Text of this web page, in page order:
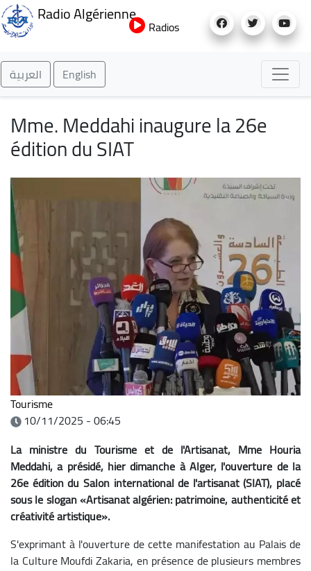
au
Radio Algérienne
Radios
العربية English
Mme. Meddahi inaugure la 26e
édition du SIAT
Tourisme
10/11/2025 - 06:45
La ministre du Tourisme et de l'Artisanat, Mme Houria
Meddahi, a présidé, hier dimanche à Alger, l'ouverture de la
26e édition du Salon international de l'artisanat (SIAT), placé
sous le slogan «Artisanat algérien: patrimoine, authenticité et
créativité artistique».
S'exprimant à l'ouverture de cette manifestation au Palais de
la Culture Moufdi Zakaria, en présence de plusieurs membres